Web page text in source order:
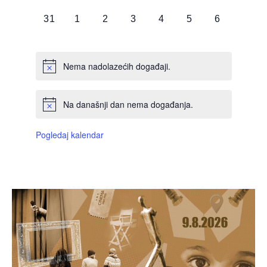
0
31
0
1
0
2
0
3
0
4
0
5
0
6
Nema nadolazećih događaji.
Na današnji dan nema događanja.
Pogledaj kalendar